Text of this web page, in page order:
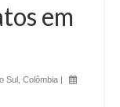
em
Sul Colômbia |